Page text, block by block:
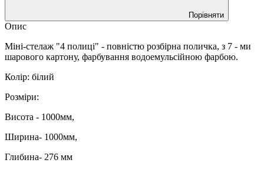
Порівняти
Опис
Міні-стелаж "4 полиці" - повністю розбірна поличка, з 7 - ми
шарового картону, фарбування водоемульсійною фарбою.
Колір: білий
Розміри:
Висота - 1000мм,
Ширина- 1000мм,
Глибина- 276 мм